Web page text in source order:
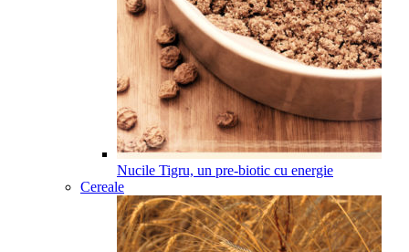
Nucile Tigru, un pre-biotic cu energie
Cereale